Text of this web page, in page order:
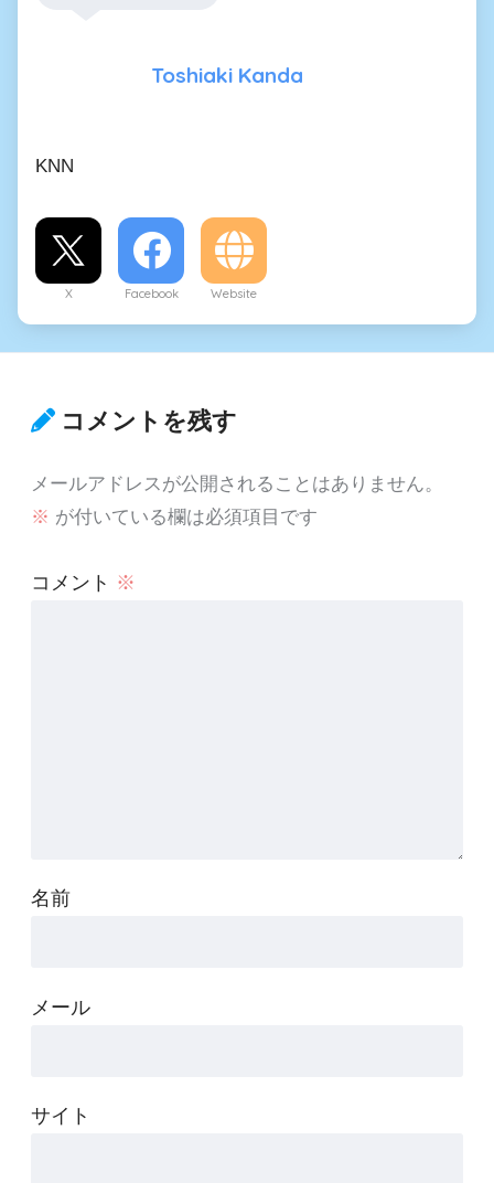
Toshiaki Kanda
KNN
X Facebook Website
コメントを残す
メールアドレスが公開されることはありません。
※ が付いている欄は必須項目です
コメント ※
名前
メール
サイト